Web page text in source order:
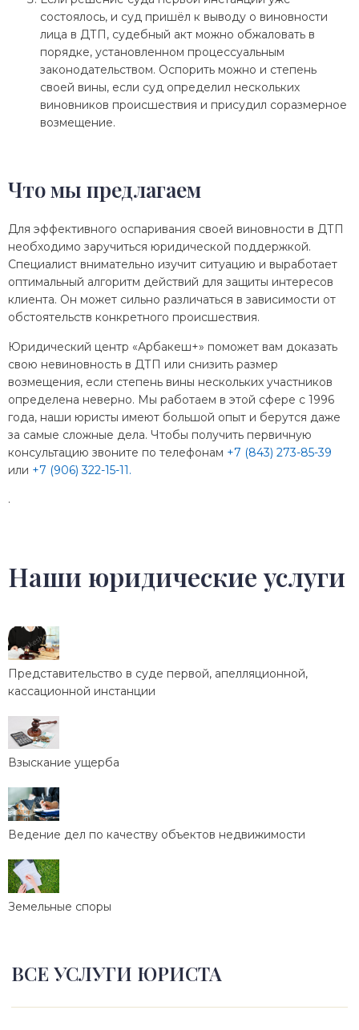
состоялось, и суд пришёл к выводу о виновности
лица в ДТП, судебный акт можно обжаловать в
порядке, установленном процессуальным
законодательством. Оспорить можно и степень
своей вины, если суд определил нескольких
виновников происшествия и присудил соразмерное
возмещение.
Что мы предлагаем
Для эффективного оспаривания своей виновности в ДТП
необходимо заручиться юридической поддержкой.
Специалист внимательно изучит ситуацию и выработает
оптимальный алгоритм действий для защиты интересов
клиента. Он может сильно различаться в зависимости от
обстоятельств конкретного происшествия.
Юридический центр «Арбакеш+» поможет вам доказать
свою невиновность в ДТП или снизить размер
возмещения, если степень вины нескольких участников
определена неверно. Мы работаем в этой сфере с 1996
года, наши юристы имеют большой опыт и берутся даже
за самые сложные дела. Чтобы получить первичную
консультацию звоните по телефонам +7 (843) 273-85-39
или +7 (906) 322-15-11.
.
Наши юридические услуги
Представительство в суде первой, апелляционной,
кассационной инстанции
Взыскание ущерба
Ведение дел по качеству объектов недвижимости
Земельные споры
ВСЕ УСЛУГИ ЮРИСТА